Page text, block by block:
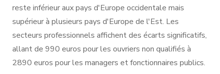
reste inférieur aux pays d'Europe occidentale mais
supérieur à plusieurs pays d'Europe de l'Est. Les
secteurs professionnels affichent des écarts significatifs,
allant de 990 euros pour les ouvriers non qualifiés à
2890 euros pour les managers et fonctionnaires publics.